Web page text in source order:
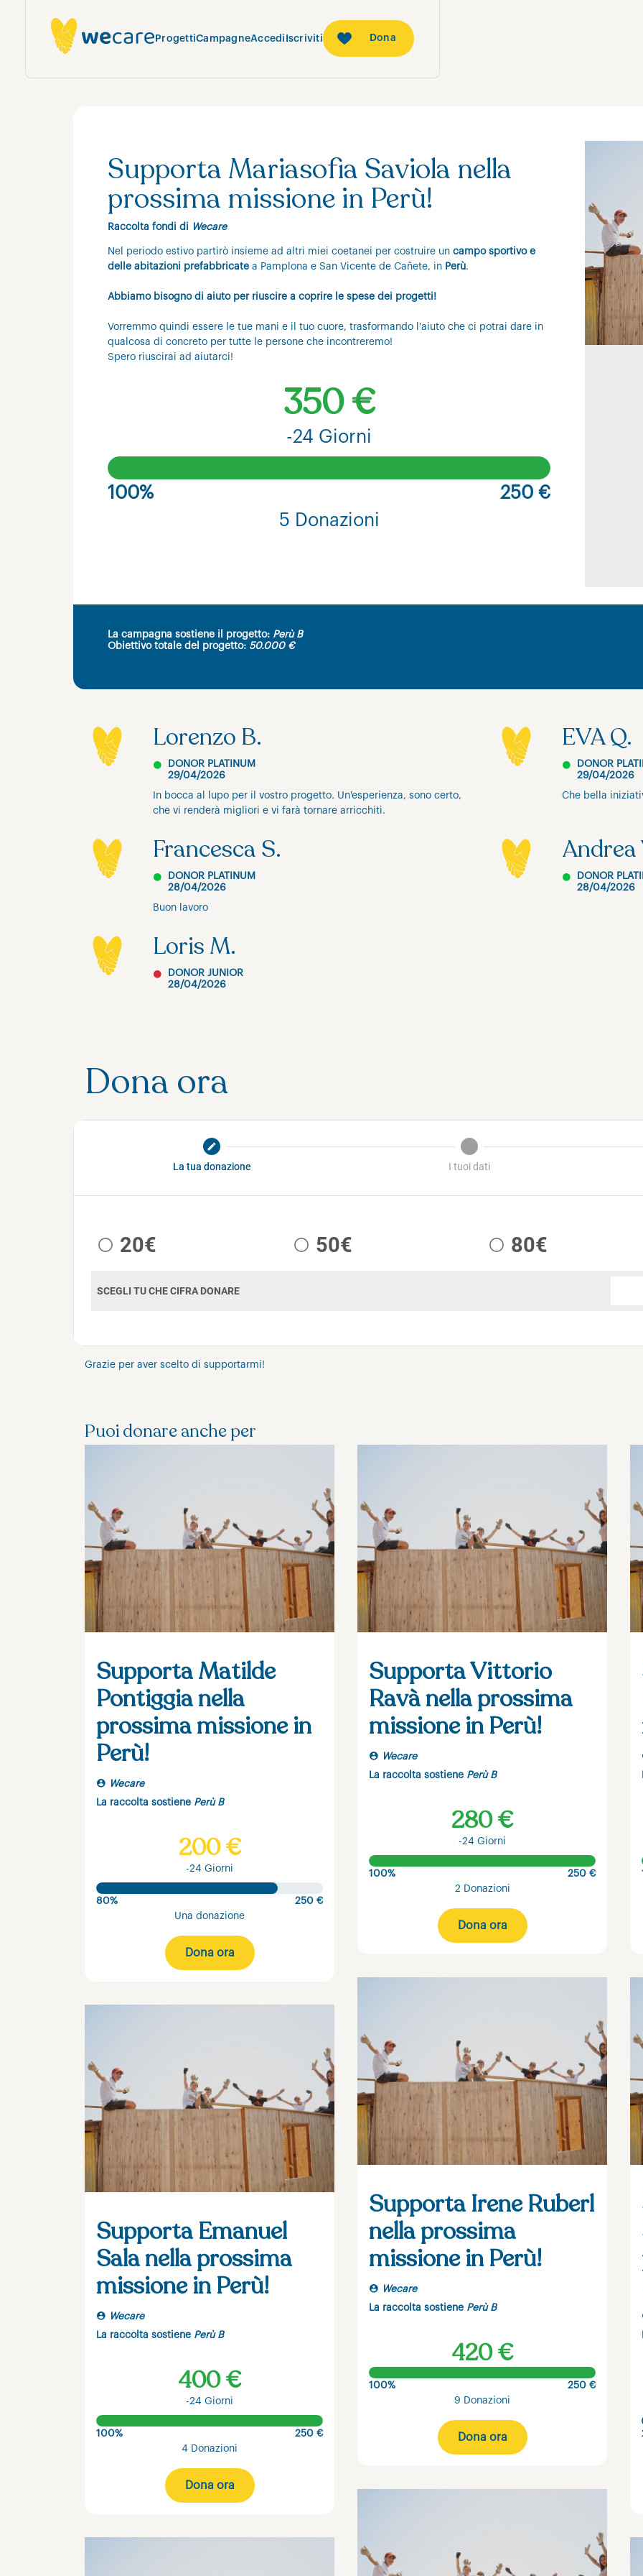
ProgettiCampagneAccedi Iscriviti Dona
Supporta Mariasofia Saviola nella
prossima missione in Perù!
Raccolta fondi di Wecare
Nel periodo estivo partirò insieme ad altri miei coetanei per costruire un campo sportivo e
delle abitazioni prefabbricate a Pamplona e San Vicente de Cañete, in Perù.
Abbiamo bisogno di aiuto per riuscire a coprire le spese dei progetti!
Vorremmo quindi essere le tue mani e il tuo cuore, trasformando l'aiuto che ci potrai dare in
qualcosa di concreto per tutte le persone che incontreremo!
Spero riuscirai ad aiutarci!
350 €
-24 Giorni
100%
250 €
5 Donazioni
La campagna sostiene il progetto: Perù B
Obiettivo totale del progetto: 50.000 €
Lorenzo B.
DONOR PLATINUM
29/04/2026
In bocca al lupo per il vostro progetto. Un'esperienza, sono certo,
che vi renderà migliori e vi farà tornare arricchiti.
EVA Q.
DONOR
29/04/2026
Che bella
Francesca S.
DONOR PLATINUM
28/04/2026
Buon lavoro
Andrea
DONOR
28/04/2026
Loris M.
DONOR JUNIOR
28/04/2026
Dona ora
Grazie per aver scelto di supportarmi!
Puoi donare anche per
Supporta Matilde
Pontiggia nella
prossima missione in
Perù!
Wecare
La raccolta sostiene Perù B
200 €
-24 Giorni
80%
250 €
Una donazione
Dona ora
Supporta Vittorio
Ravà nella prossima
missione in Perù!
Wecare
La raccolta sostiene Perù B
280 €
-24 Giorni
100%
250 €
2 Donazioni
Dona ora
Supporta Irene Ruberl
nella prossima
missione in Perù!
Wecare
La raccolta sostiene Perù B
420 €
100%
250 €
9 Donazioni
Dona ora
Supporta Emanuel
Sala nella prossima
missione in Perù!
Wecare
La raccolta sostiene Perù B
400 €
-24 Giorni
100%
250 €
4 Donazioni
Dona ora